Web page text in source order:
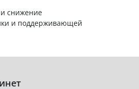
снижение
и поддерживающей